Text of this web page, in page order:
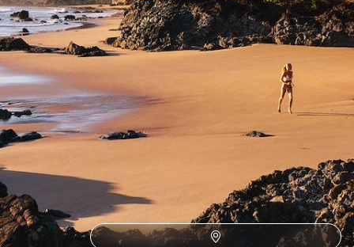
Voyages de noces par pays